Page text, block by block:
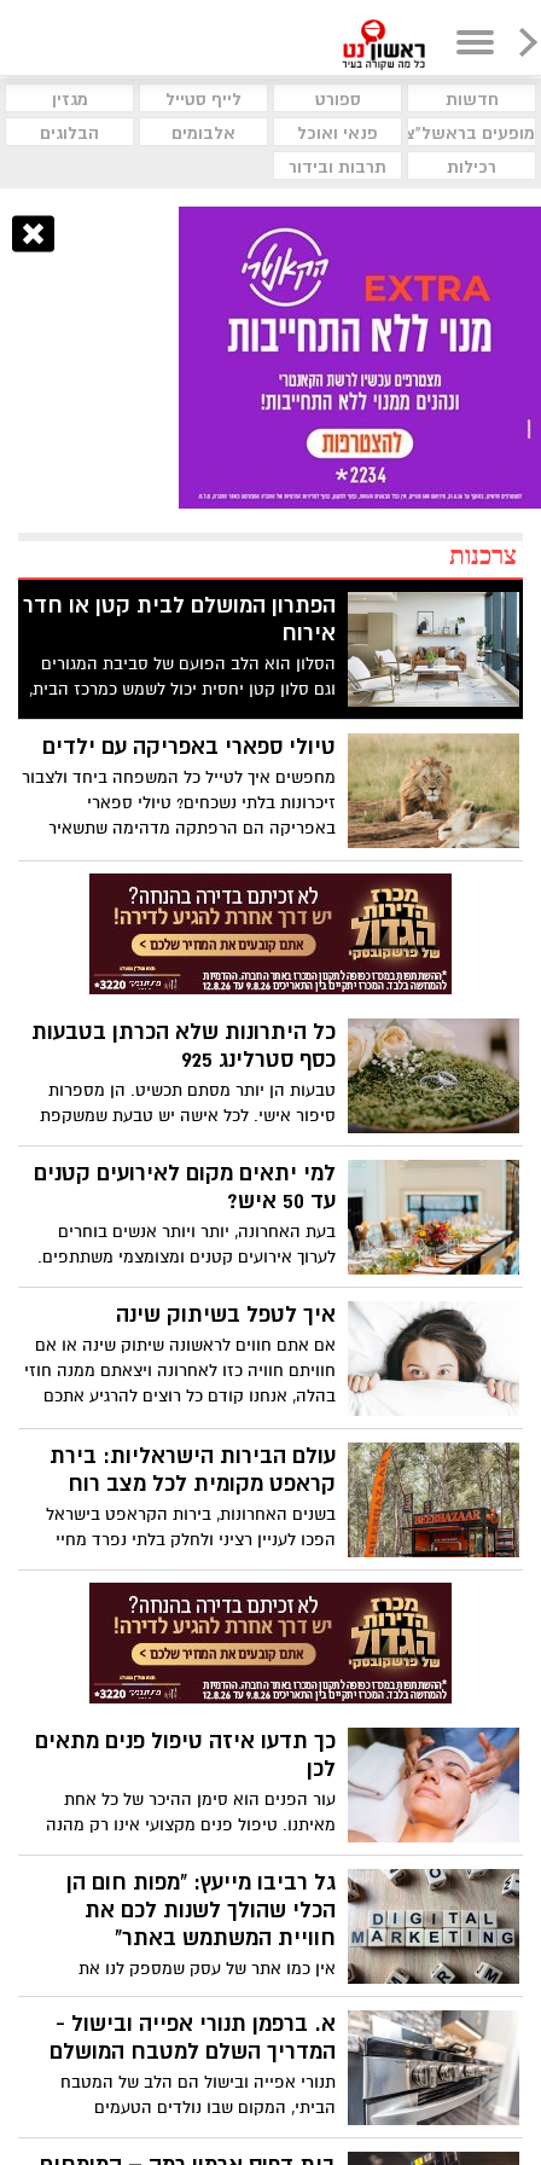
חדשות ספורט לייף סטייל
מגזין
מופעים בראשל"צ
פנאי ואוכל אלבומים
הבלוגים
רכילות
תרבות ובידור
צרכנות
הפתרון המושלם לבית קטן או חדר
אירוח
הסלון הוא הלב הפועם של סביבת המגורים
וגם סלון קטן יחסית יכול לשמש כמרכז הבית,
מקום לאירוח ולרגיעה. כשמתכננים חלל
מצומצם, חשוב לתכנן אותו בקפידה כדי
טיולי ספארי באפריקה עם ילדים
מחפשים איך לטייל כל המשפחה ביחד ולצבור
זיכרונות בלתי נשכחים? טיולי ספארי
באפריקה הם הרפתקה מדהימה שתשאיר
כל היתרונות שלא הכרתן בטבעות
כסף סטרלינג 925
טבעות הן יותר מסתם תכשיט. הן מספרות
סיפור אישי. לכל אישה יש טבעת שמשקפת
את האופי והרגשות שלה. למשל, טבעת
אירוסין מסמלת אהבה גדולה, טבעת נישואין
מראה על קשר מיוחד, וטבעת מעוצבת
הרבה סוגים של טבעות - מעוצבות וקלאסיות
- שכל אישה יכולה למצוא את הטבעת
המושלמת בשבילה.
למי יתאים מקום לאירועים קטנים
עד 50 איש?
בעת האחרונה, יותר ויותר אנשים בוחרים
לערוך אירועים קטנים ומצומצמי משתתפים.
היתרון המשמעותי של מסיבות מצומצמות
טמון ביכולת להקדיש תשומת לב מירבית לכל
עבור המשתתפים. כשמדובר בשמחות
טקסי בר/בת מצווה, וגם באירועים עסקיים,
המסגרת המצומצמת מאפשרת יצירת אווירה
משפחתית ומיוחדת שקשה להשיג לרוב באופן
טבעי באירועים רבי משתתפים.
איך לטפל בשיתוק שינה
אם אתם חווים לראשונה שיתוק שינה או אם
חוויתם חוויה כזו לאחרונה ויצאתם ממנה חוזי
בהלה, אנחנו קודם כל רוצים להרגיע אתכם
מאפיינת רבים באוכלוסיה. אנחנו ממש רואים
איך החל מגיל ההתבגרות ועד לגילאים
מבוגרים יותר, יש מי שסובלים מהבעיה ובסופו
של דבר, מרבית האוכלוסיה, תעבור אותה
בצורה טובה ובלי אירועים משמעותיים.
עולם הבירות הישראליות: בירת
קראפט מקומית לכל מצב רוח
בשנים האחרונות, בירות הקראפט בישראל
הפכו לעניין רציני ולחלק בלתי נפרד מחיי
התרבות והקולינריה המקומית. עם מבשלות
קראפט שצצות כמעט בכל פינה בארץ, ישראל
מביאה טעמים כיפיים, יצירתיים והרבה אהבה
למקומיות ולמסורת. זו לא רק בירה, זה סיפור
וחוויה.
כך תדעו איזה טיפול פנים מתאים
לכן
עור הפנים הוא סימן ההיכר של כל אחת
מאיתנו. טיפול פנים מקצועי אינו רק מהנה
ומרגיע - ביכולתו לתרום רבות למען מראה
העור ובריאותו הכללית. עם זאת, בעידן בו
המודעות לטיפוח העור רק הולכת וגוברת - לא
פשוט בכלל לבחור ולהבין איזה סוג טיפול
מתאים יכול להתאים לכל מטופלת. אז איך
בכל זאת ניתן לבחור טיפול מומלץ, ומה חשוב
לדעת לפני כן? בכתבה זו תוכלו למצוא כל מה
שאתן צריכות לדעת.
גל רביבו מייעץ: "מפות חום הן
הכלי שהולך לשנות לכם את
חוויית המשתמש באתר"
אין כמו אתר של עסק שמספק לנו את
הסחורה – הוא מסודר, הוא מעוצב יפה, קל
להבין מה נמצא איפה ואנחנו מקבלים את כל
המידע שאנחנו צריכים ממש מול העיניים כדי
מתנהגים כדי לשפר אותו ולהתאים אותו
א. ברפמן תנורי אפייה ובישול -
המדריך השלם למטבח המושלם
תנורי אפייה ובישול הם הלב של המטבח
הביתי, המקום שבו נולדים הטעמים
והזיכרונות המשפחתיים. בין אם מדובר
בהכנת עוגה ליום הולדת, בישול ארוחה חגיגית